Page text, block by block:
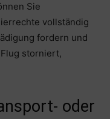
Sie
vollständig
fordern und
storniert,
oder